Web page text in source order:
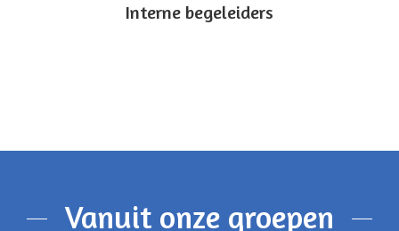
Interne begeleiders
Vanuit onze groepen